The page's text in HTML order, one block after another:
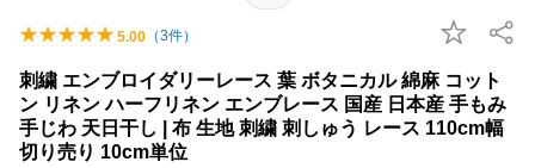
5.00 （3件）
刺繍 エンブロイダリーレース 葉 ボタニカル 綿麻 コット
ン リネン ハーフリネン エンブレース 国産 日本産 手もみ
手じわ 天日干し | 布 生地 刺繍 刺しゅう レース 110cm幅
切り売り 10cm単位